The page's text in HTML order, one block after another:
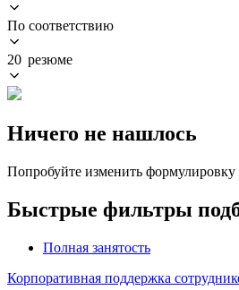
По соответствию
20 резюме
Ничего не нашлось
Попробуйте изменить
Быстрые фильтры
Полная занятость
Корпоративная поддержка